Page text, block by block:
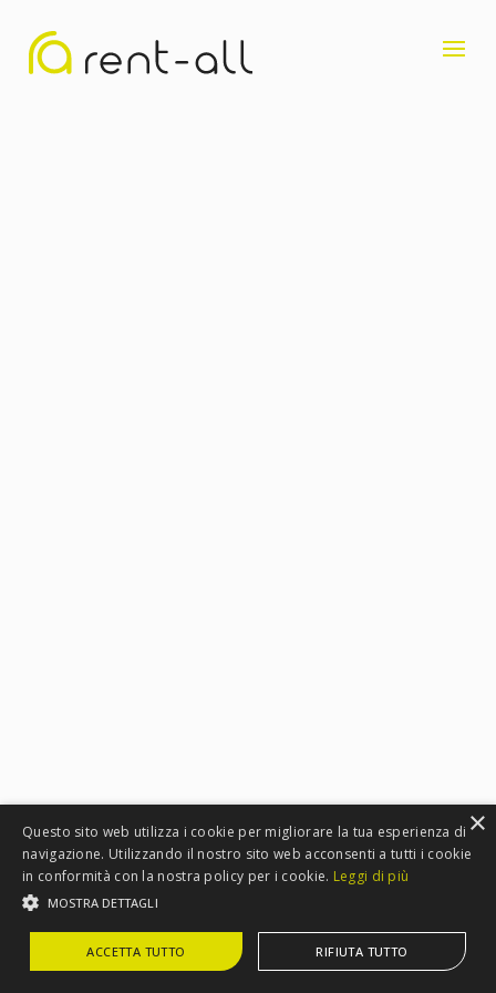
×
Questo sito web utilizza i cookie per migliorare la tua esperienza di
navigazione. Utilizzando il nostro sito web acconsenti a tutti i cookie
in conformità con la nostra policy per i cookie. Leggi di più
MOSTRA DETTAGLI
ACCETTA TUTTO RIFIUTA TUTTO